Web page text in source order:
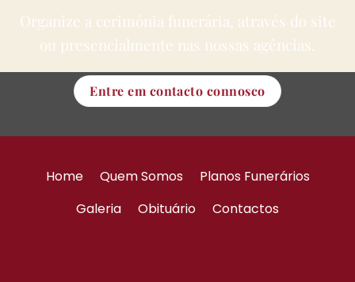
Organize a cerimónia funerária, através do site
ou presencialmente nas nossas agências.
Entre em contacto connosco
Home Quem Somos
Planos Funerários
Galeria
Obituário Contactos